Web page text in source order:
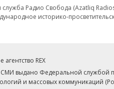
Радио Свобода (Azatliq
историко-
REX
СМИ выдано Федеральной службой
и массовых коммуникаций